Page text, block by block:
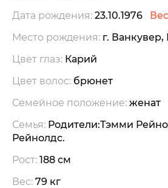
Дата рождения: 23.10.1976
Место рождения: г. Ванкувер,
Цвет глаз: Карий
Цвет волос: брюнет
Семейное положение: женат
Семья: Родители:Тэмми
Рейнолдс.
Рост: 188 см
Вес: 79 кг